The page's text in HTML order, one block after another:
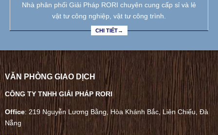
Nhà phân phối Giải Pháp RORI chuyên cung cấp sỉ và lẻ
vật tư công nghiệp, vật tư công trình.
CHI TIẾT→
VĂN PHÒNG GIAO DỊCH
CÔNG TY TNHH GIẢI PHÁP RORI
Office: 219 Nguyễn Lương Bằng, Hòa Khánh Bắc, Liên Chiểu, Đà
Nẵng